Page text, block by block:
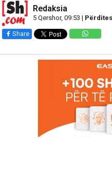
Redaksia
5 Qershor, 09:53 |
Share